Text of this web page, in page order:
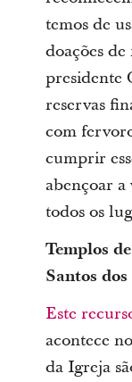
temos de
doações de
presidente
reservas
com
cumprir
abençoar
todos os
Templos
Santos
Este
acontece
da Igreja